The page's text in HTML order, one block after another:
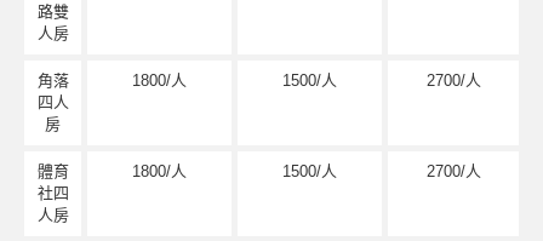
路雙
人房
角落
四人
房
1800/人 1500/人 2700/人
體育
社四
人房
1 800/人 1500/人 2700/人